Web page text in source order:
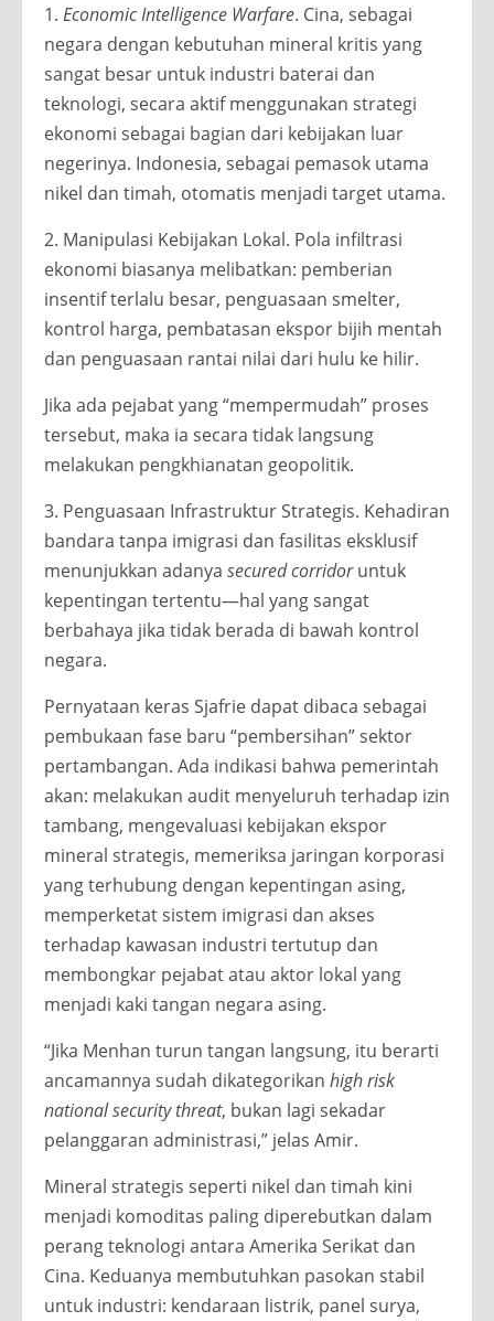
1. Economic Intelligence Warfare. Cina, sebagai
negara dengan kebutuhan mineral kritis yang
sangat besar untuk industri baterai dan
teknologi, secara aktif menggunakan strategi
ekonomi sebagai bagian dari kebijakan luar
negerinya. Indonesia, sebagai pemasok utama
nikel dan timah, otomatis menjadi target utama.
2. Manipulasi Kebijakan Lokal. Pola infiltrasi
ekonomi biasanya melibatkan: pemberian
insentif terlalu besar, penguasaan smelter,
kontrol harga, pembatasan ekspor bijih mentah
dan penguasaan rantai nilai dari hulu ke hilir.
Jika ada pejabat yang “mempermudah” proses
tersebut, maka ia secara tidak langsung
melakukan pengkhianatan geopolitik.
3. Penguasaan Infrastruktur Strategis. Kehadiran
bandara tanpa imigrasi dan fasilitas eksklusif
menunjukkan adanya secured corridoruntuk
kepentingan tertentu—hal yang sangat
berbahaya jika tidak berada di bawah kontrol
negara.
Pernyataan keras Sjafrie dapat dibaca sebagai
pembukaan fase baru “pembersihan” sektor
pertambangan. Ada indikasi bahwa pemerintah
akan: melakukan audit menyeluruh terhadap izin
tambang, mengevaluasi kebijakan ekspor
mineral strategis, memeriksa jaringan korporasi
yang terhubung dengan kepentingan asing,
memperketat sistem imigrasi dan akses
terhadap kawasan industri tertutup dan
membongkar pejabat atau aktor lokal yang
menjadi kaki tangan negara asing.
“Jika Menhan turun tangan langsung, itu berarti
ancamannya sudah dikategorikan high risk
national security threat, bukan lagi sekadar
pelanggaran administrasi,” jelas Amir.
Mineral strategis seperti nikel dan timah kini
menjadi komoditas paling diperebutkan dalam
perang teknologi antara Amerika Serikat dan
Cina. Keduanya membutuhkan pasokan stabil
untuk industri: kendaraan listrik, panel surya,